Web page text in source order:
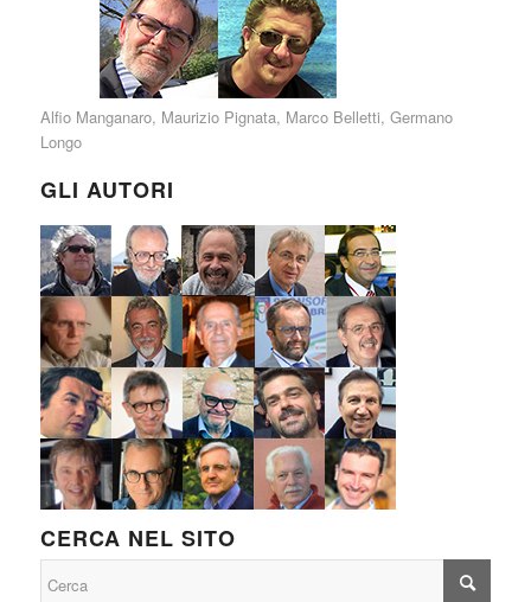
Alfio Manganaro, Maurizio Pignata, Marco Belletti, Germano
Longo
GLI AUTORI
CERCA NEL SITO